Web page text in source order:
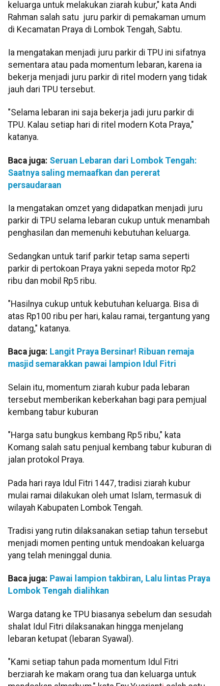
keluarga untuk melakukan ziarah kubur," kata Andi
Rahman salah satu juru parkir di pemakaman umum
di Kecamatan Praya di Lombok Tengah, Sabtu.
Ia mengatakan menjadi juru parkir di TPU ini sifatnya
sementara atau pada momentum lebaran, karena ia
bekerja menjadi juru parkir di ritel modern yang tidak
jauh dari TPU tersebut.
"Selama lebaran ini saja bekerja jadi juru parkir di
TPU. Kalau setiap hari di ritel modern Kota Praya,"
katanya.
Baca juga: Seruan Lebaran dari Lombok Tengah:
Saatnya saling memaafkan dan pererat
persaudaraan
Ia mengatakan omzet yang didapatkan menjadi juru
parkir di TPU selama lebaran cukup untuk menambah
penghasilan dan memenuhi kebutuhan keluarga.
Sedangkan untuk tarif parkir tetap sama seperti
parkir di pertokoan Praya yakni sepeda motor Rp2
ribu dan mobil Rp5 ribu.
"Hasilnya cukup untuk kebutuhan keluarga. Bisa di
atas Rp100 ribu per hari, kalau ramai, tergantung yang
datang," katanya.
Baca juga: Langit Praya Bersinar! Ribuan remaja
masjid semarakkan pawai lampion Idul Fitri
Selain itu, momentum ziarah kubur pada lebaran
tersebut memberikan keberkahan bagi para pemjual
kembang tabur kuburan
"Harga satu bungkus kembang Rp5 ribu," kata
Komang salah satu penjual kembang tabur kuburan di
jalan protokol Praya.
Pada hari raya Idul Fitri 1447, tradisi ziarah kubur
mulai ramai dilakukan oleh umat Islam, termasuk di
wilayah Kabupaten Lombok Tengah.
Tradisi yang rutin dilaksanakan setiap tahun tersebut
menjadi momen penting untuk mendoakan keluarga
yang telah meninggal dunia.
Baca juga: Pawai lampion takbiran, Lalu lintas Praya
Lombok Tengah dialihkan
Warga datang ke TPU biasanya sebelum dan sesudah
shalat Idul Fitri dilaksanakan hingga menjelang
lebaran ketupat (lebaran Syawal).
"Kami setiap tahun pada momentum Idul Fitri
berziarah ke makam orang tua dan keluarga untuk